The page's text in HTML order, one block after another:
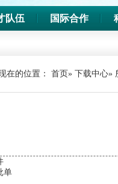
队伍 国际合作
在的位置： 首页» 下载中心»
单